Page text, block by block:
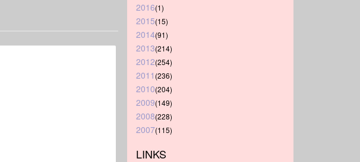
2016(1)
2015(15)
2014(91)
2013(214)
2012(254)
2011(236)
2010(204)
2009(149)
2008(228)
2007(115)
LINKS